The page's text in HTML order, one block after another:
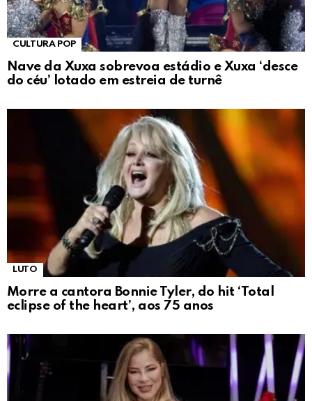
CULTURA POP
Nave da Xuxa sobrevoa estádio e Xuxa ‘desce
do céu’ lotado em estreia de turnê
LUTO
Morre a cantora Bonnie Tyler, do hit ‘Total
eclipse of the heart’, aos 75 anos